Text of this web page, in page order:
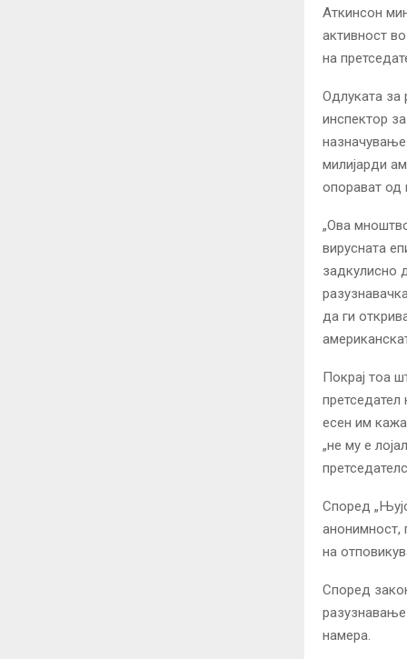
Аткинсон
активност
на
Одлуката за
инспектор
милијарди
опорават од
„Ова
вирусната
задкулисно
да ги
Покрај тоа
претседател
есен им
„не му е
Според
анонимност,
на
Според
намера.